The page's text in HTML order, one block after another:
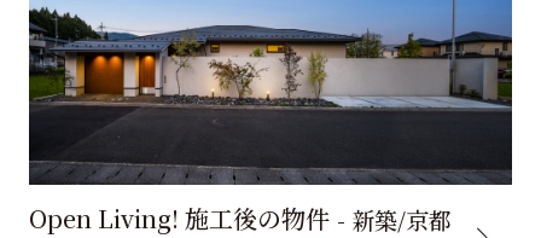
Open Living! 施工後の物件 - 新築/京都